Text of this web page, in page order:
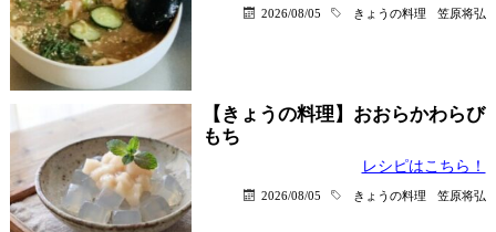
2026/08/05 きょうの料理 笠原将弘
【きょうの料理】おおらかわらび
もち
レシピはこちら！
2026/08/05 きょうの料理 笠原将弘